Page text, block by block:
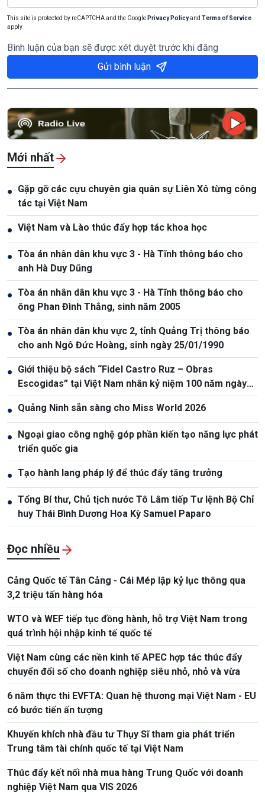
This site is protected by reCAPTCHA and the Google Privacy Policyand Terms of Service
apply.
Bình luận của bạn sẽ được xét duyệt trước khi đăng
Gửi bình luận
Mới nhất
● Gặp gỡ các cựu chuyên gia quân sự Liên Xô từng công
tác tại Việt Nam
● Việt Nam và Lào thúc đẩy hợp tác khoa học
● Tòa án nhân dân khu vực 3 - Hà Tĩnh thông báo cho
anh Hà Duy Dũng
● Tòa án nhân dân khu vực 3 - Hà Tĩnh thông báo cho
ông Phan Đình Thắng, sinh năm 2005
● Tòa án nhân dân khu vực 2, tỉnh Quảng Trị thông báo
cho anh Ngô Đức Hoàng, sinh ngày 25/01/1990
● Giới thiệu bộ sách “Fidel Castro Ruz – Obras
Escogidas” tại Việt Nam nhân kỷ niệm 100 năm ngày
sinh Fidel Castro
● Quảng Ninh sẵn sàng cho Miss World 2026
● Ngoại giao công nghệ góp phần kiến tạo năng lực phát
triển quốc gia
● Tạo hành lang pháp lý để thúc đẩy tăng trưởng
● Tổng Bí thư, Chủ tịch nước Tô Lâm tiếp Tư lệnh Bộ Chỉ
huy Thái Bình Dương Hoa Kỳ Samuel Paparo
Đọc nhiều
Cảng Quốc tế Tân Cảng - Cái Mép lập kỷ lục thông qua
3,2 triệu tấn hàng hóa
WTO và WEF tiếp tục đồng hành, hỗ trợ Việt Nam trong
quá trình hội nhập kinh tế quốc tế
Việt Nam cùng các nền kinh tế APEC hợp tác thúc đẩy
chuyển đổi số cho doanh nghiệp siêu nhỏ, nhỏ và vừa
6 năm thực thi EVFTA: Quan hệ thương mại Việt Nam - EU
có bước tiến ấn tượng
Khuyến khích nhà đầu tư Thụy Sĩ tham gia phát triển
Trung tâm tài chính quốc tế tại Việt Nam
Thúc đẩy kết nối nhà mua hàng Trung Quốc với doanh
nghiệp Việt Nam qua VIS 2026